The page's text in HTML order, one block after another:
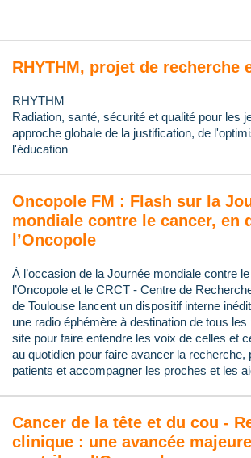
RHYTHM, projet de recherche
RHYTHM
Radiation, santé, sécurité et qualité pour les
approche globale de la justification, de
l'éducation
Oncopole FM : Flash sur la
mondiale contre le cancer, en
l’Oncopole
À l’occasion de la Journée mondiale contre
l’Oncopole et le CRCT - Centre de
de Toulouse lancent un dispositif interne
une radio éphémère à destination de tous
site pour faire entendre les voix de celles et
au quotidien pour faire avancer la recherche,
patients et accompagner les proches et les
Cancer de la tête et du cou -
clinique : une avancée